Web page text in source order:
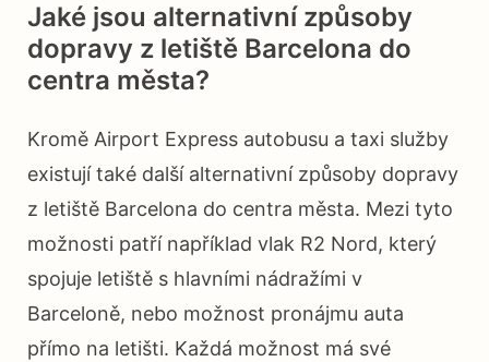
Jaké jsou alternativní způsoby
dopravy z letiště Barcelona do
centra města?
Kromě Airport Express autobusu a taxi služby
existují také další alternativní způsoby dopravy
z letiště Barcelona do centra města. Mezi tyto
možnosti patří například vlak R2 Nord, který
spojuje letiště s hlavními nádražími v
Barceloně, nebo možnost pronájmu auta
přímo na letišti. Každá možnost má své